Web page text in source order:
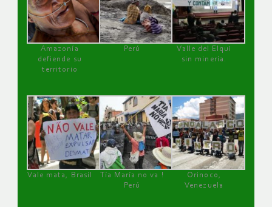
Amazonía
defiende su
territorio
Perú
Valle del Elqui
sin minería.
Vale mata, Brasil
Tía María no va !
Perú
Orinoco,
Venezuela